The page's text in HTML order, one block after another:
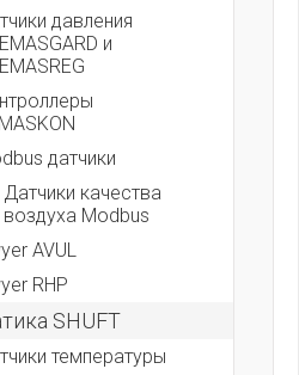
давления
и
датчики
Датчики качества
воздуха Modbus
AVUL
RHP
SHUFT
температуры